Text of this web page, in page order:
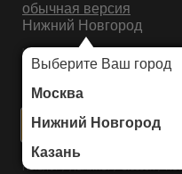
обычная версия
Нижний Новгород
Выберите Ваш город
Москва
Нижний Новгород
Казань
ИНТЕРНЕТ-МАГАЗИН НАПОЛЬНЫХ
Каталог/Ламинат/Classen/